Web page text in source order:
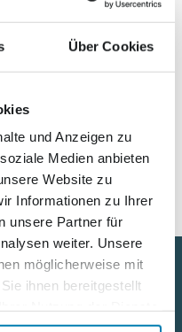
Über Cookies
und Anzeigen zu
Medien anbieten
Website zu
Informationen zu Ihrer
unsere Partner für
weiter. Unsere
möglicherweise mit
ihnen bereitgestellt
Patienten
um die Corona-